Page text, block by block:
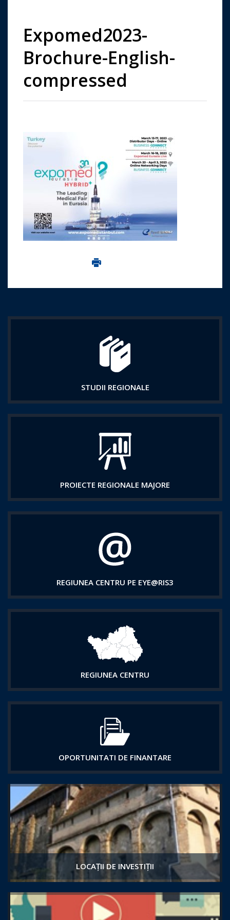
Expomed2023-
Brochure-English-
compressed
Imprima aceasta pagina
STUDII REGIONALE
PROIECTE REGIONALE MAJORE
REGIUNEA CENTRU PE EYE@RIS3
REGIUNEA CENTRU
OPORTUNITATI DE FINANTARE
LOCAȚII DE INVESTIȚII